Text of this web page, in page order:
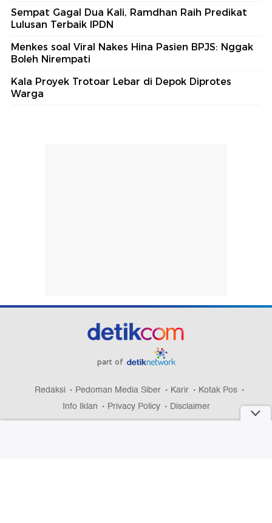
Sempat Gagal Dua Kali, Ramdhan Raih Predikat
Lulusan Terbaik IPDN
Menkes soal Viral Nakes Hina Pasien BPJS: Nggak
Boleh Nirempati
Kala Proyek Trotoar Lebar di Depok Diprotes
Warga
part of
Redaksi Pedoman Media Siber Karir
Kotak Pos
Info Iklan
Privacy Policy Disclaimer